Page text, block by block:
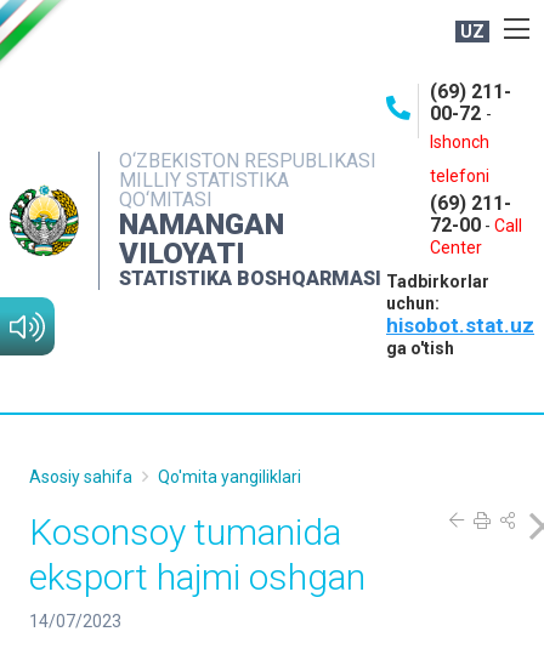
UZ
O‘ZBEKISTON RESPUBLIKASI
MILLIY STATISTIKA
QO‘MITASI
NAMANGAN
VILOYATI
STATISTIKA BOSHQARMASI
(69) 211-
00-72 -
Ishonch
telefoni
(69) 211-
72-00 - Call
Center
Tadbirkorlar
uchun:
hisobot.stat.uz
ga o'tish
NASHRLAR
INTERAKTIV XIZMATLAR
MATBUOT XIZMATI
MUROJAATLAR
Asosiy sahifa Qo'mita yangiliklari
Kosonsoy tumanida
eksport hajmi oshgan
14/07/2023